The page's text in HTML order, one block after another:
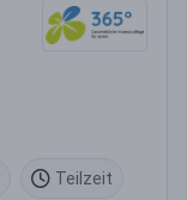
Teilzeit